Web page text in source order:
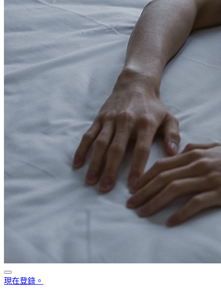
現在登錄。